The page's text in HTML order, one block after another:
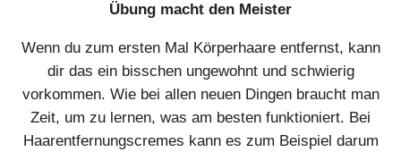
Übung macht den Meister
Wenn du zum ersten Mal Körperhaare entfernst, kann
dir das ein bisschen ungewohnt und schwierig
vorkommen. Wie bei allen neuen Dingen braucht man
Zeit, um zu lernen, was am besten funktioniert. Bei
Haarentfernungscremes kann es zum Beispiel darum